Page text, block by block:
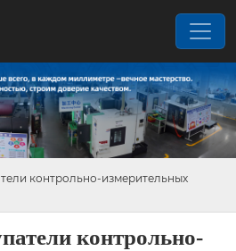
контрольно-измерительных
контрольно-